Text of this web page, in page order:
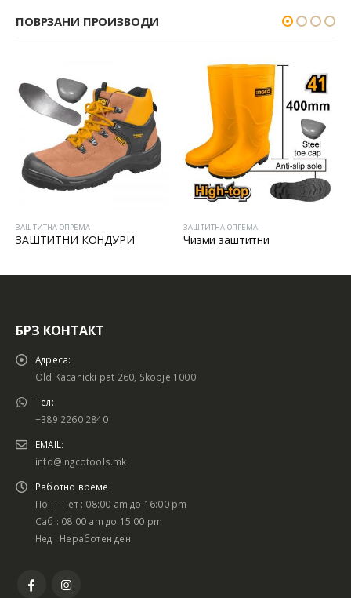
ПОВРЗАНИ ПРОИЗВОДИ
ЗАШТИТНА ОПРЕМА
ЗАШТИТНИ КОНДУРИ
ЗАШТИТНА ОПРЕМА
Чизми заштитни
БРЗ КОНТАКТ
Адреса:
Old Kacanicki pat 260, Skopje 1000
Тел:
+389 2260 2840
EMAIL:
info@ingcotools.mk
Работно време:
Пон - Пет : 08:00 am до 16:00 pm
Саб : 08:00 am до 15:00 pm
Нед : Неработен ден